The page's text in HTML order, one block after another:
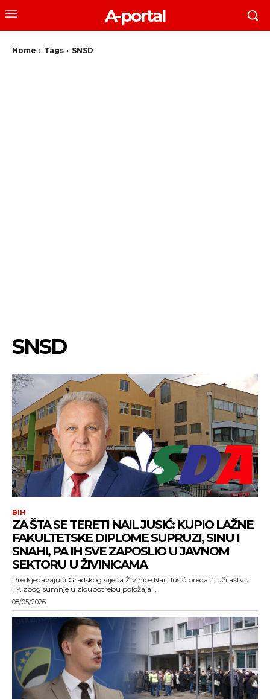
A-portal
Home Tags SNSD
SNSD
BIH
ZA ŠTA SE TERETI NAIL JUSIĆ: KUPIO LAŽNE
FAKULTETSKE DIPLOME SUPRUZI, SINU I
SNAHI, PA IH SVE ZAPOSLIO U JAVNOM
SEKTORU U ŽIVINICAMA
Predsjedavajući Gradskog vijeća Živinice Nail Jusić predat Tužilaštvu
TK zbog sumnje u zloupotrebu položaja...
08/05/2026